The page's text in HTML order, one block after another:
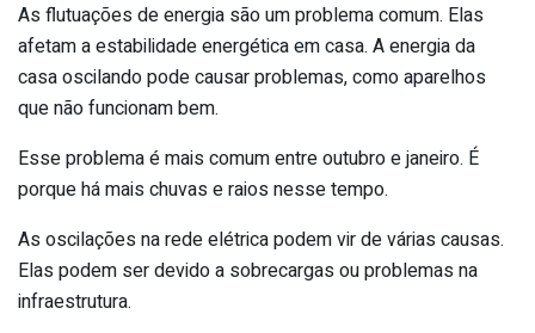
As flutuações de energia são um problema comum. Elas
afetam a estabilidade energética em casa. A energia da
casa oscilando pode causar problemas, como aparelhos
que não funcionam bem.
Esse problema é mais comum entre outubro e janeiro. É
porque há mais chuvas e raios nesse tempo.
As oscilações na rede elétrica podem vir de várias causas.
Elas podem ser devido a sobrecargas ou problemas na
infraestrutura.